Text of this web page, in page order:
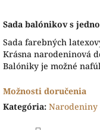
Sada balónikov s
Sada farebných
Krásna narodeninová
Balóniky je možné
Možnosti doručenia
Kategória: Narodeniny